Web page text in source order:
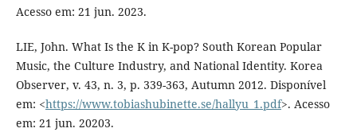
Acesso em: 21 jun. 2023.
LIE, John. What Is the K in K-pop? South Korean Popular
Music, the Culture Industry, and National Identity. Korea
Observer, v. 43, n. 3, p. 339-363, Autumn 2012. Disponível
em: <https://www.tobiashubinette.se/hallyu_1.pdf>. Acesso
em: 21 jun. 20203.